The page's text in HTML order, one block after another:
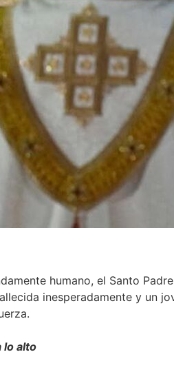
humano, el Santo
inesperadamente y un
lo alto